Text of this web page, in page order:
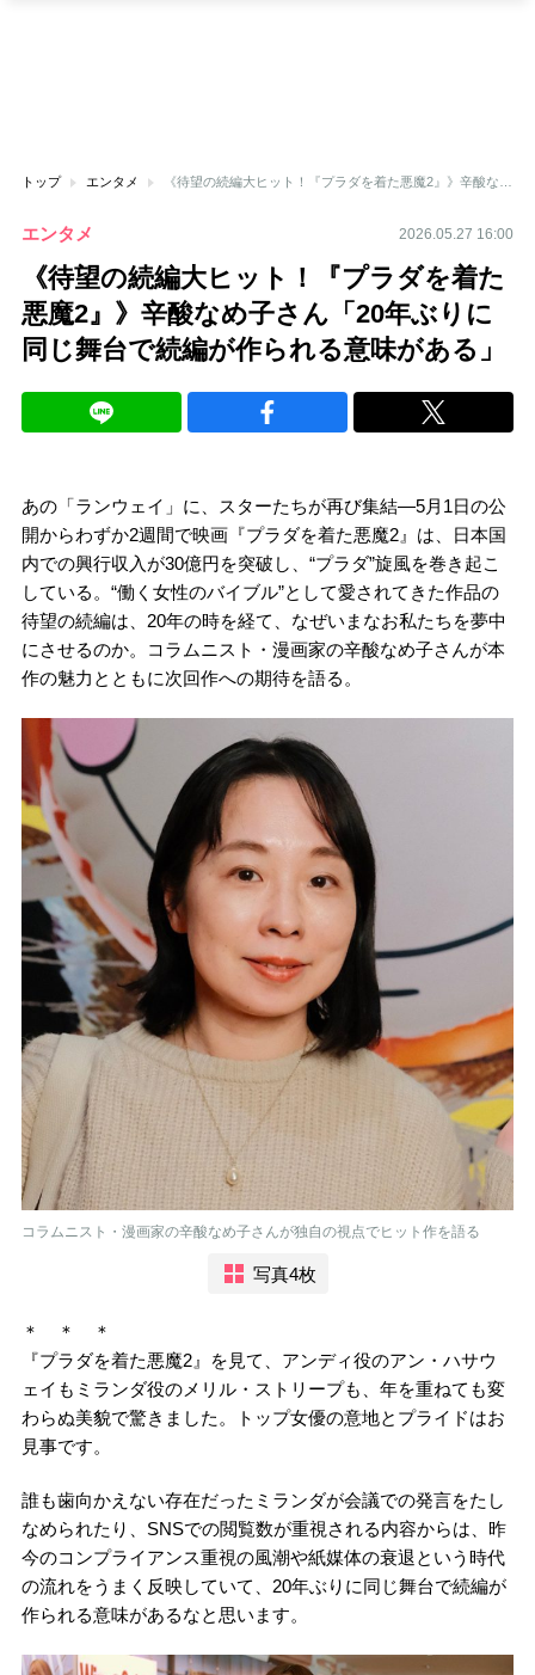
トップ エンタメ
エンタメ 2026.05.27 16:00
《待望の続編大ヒット！『プラダを着た
悪魔2』》辛酸なめ子さん「20年ぶりに
同じ舞台で続編が作られる意味がある」
あの「ランウェイ」に、スターたちが再び集結―5月1日の公
開からわずか2週間で映画『プラダを着た悪魔2』は、日本国
内での興行収入が30億円を突破し、“プラダ”旋風を巻き起こ
している。“働く女性のバイブル”として愛されてきた作品の
待望の続編は、20年の時を経て、なぜいまなお私たちを夢中
にさせるのか。コラムニスト・漫画家の辛酸なめ子さんが本
作の魅力とともに次回作への期待を語る。
コラムニスト・漫画家の辛酸なめ子さんが独自の視点でヒット作を語る
写真4枚
＊ ＊ ＊
『プラダを着た悪魔2』を見て、アンディ役のアン・ハサウ
ェイもミランダ役のメリル・ストリープも、年を重ねても変
わらぬ美貌で驚きました。トップ女優の意地とプライドはお
見事です。
誰も歯向かえない存在だったミランダが会議での発言をたし
なめられたり、SNSでの閲覧数が重視される内容からは、昨
今のコンプライアンス重視の風潮や紙媒体の衰退という時代
の流れをうまく反映していて、20年ぶりに同じ舞台で続編が
作られる意味があるなと思います。